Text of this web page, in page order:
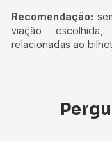
Recomendação:
viação
relacionadas ao